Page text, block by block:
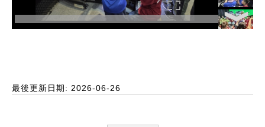
最後更新日期: 2026-06-26